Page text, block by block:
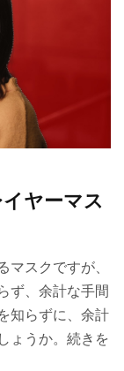
ヤーマス
マスクですが、
ず、余計な手間
知らずに、余計
ょうか。続きを